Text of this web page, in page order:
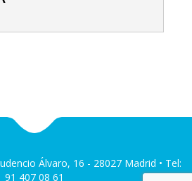
Álvaro, 16 - 28027 Madrid • Tel:
91 407 08 61